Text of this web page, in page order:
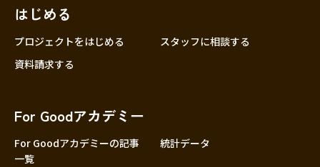
はじめる
プロジェクトをはじめる
スタッフに相談する
資料請求する
For Goodアカデミー
For Goodアカデミーの記事
一覧
統計データ